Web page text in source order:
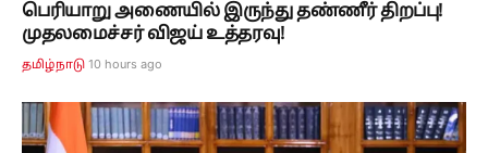
பெரியாறு அணையில் இருந்து தண்ணீர் திறப்பு!
முதலமைச்சர் விஜய் உத்தரவு!
தமிழ்நாடு 10 hours ago